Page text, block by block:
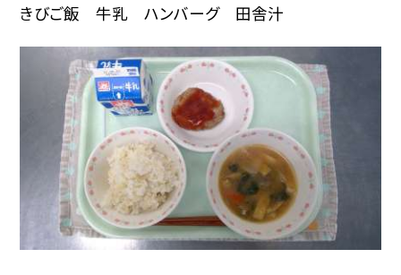
きびご飯 牛乳 ハンバーグ 田舎汁